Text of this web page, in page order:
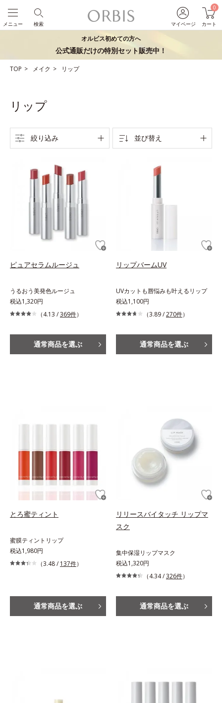
マイページ
0
カート
検索
メニュー
オルビス初めての方へ
公式通販だけの特別セット販売中！
TOP メイク リップ
リップ
絞り込み 並び替え
ピュアセラムルージュ
うるおう美発色ルージュ
税込1,320円
（4.13 /369件）
通常商品を選ぶ
リップバームUV
UVカットも唇悩みも叶えるリップ
税込1,100円
（3.89 /270件）
通常商品を選ぶ
とろ蜜ティント
蜜膜ティントリップ
税込1,980円
（3.48 / 137件）
通常商品を選ぶ
リリースバイタッチ リップマ
スク
集中保湿リップマスク
税込1,320円
（4.34 /326件）
通常商品を選ぶ